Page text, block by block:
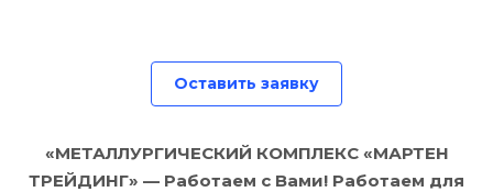
Оставить заявку
«МЕТАЛЛУРГИЧЕСКИЙ КОМПЛЕКС «МАРТЕН
ТРЕЙДИНГ» — Работаем с Вами! Работаем для